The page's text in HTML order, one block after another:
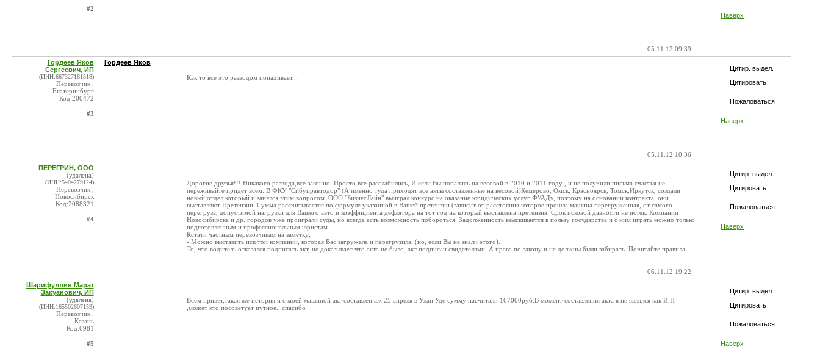
Наверх
#2
05.11.12 09:39
Цитир. выдел.
Цитировать
Пожаловаться
Наверх
Гордеев Яков
Сергеевич, ИП
(ИНН:667327161518)
Перевозчик ,
Екатеринбург
Код:200472
#3
Гордеев Яков
Как то все это разводом попахивает...
05.11.12 10:36
Цитир. выдел.
Цитировать
Пожаловаться
Наверх
ПЕРЕГРИН, ООО
(удалена)
(ИНН:5404279124)
Перевозчик ,
Новосибирск
Код:2088321
#4
Дорогие друзья!!! Никакого развода,все законно. Просто все расслабились, И если Вы попались на весовой в 2010 и 2011 году , и не получили письма счастья не
переживайте придет всем. В ФКУ "Сибуправтодор" (А именно туда приходят все акты составленные на весовой)Кемерово, Омск, Красноярск, Томск,Иркутск, создали
новый отдел который и занялся этим вопросом. ООО "БизнесЛайн" выиграл конкурс на оказание юридических услуг ФУАДу, поэтому на основании контракта, они
выставляют Претензии. Сумма рассчитывается по формуле указанной в Вашей претензии (зависит от расстояния которое прошла машина перегруженная, от самого
перегруза, допустимой нагрузки для Вашего авто и коэффициента дефлятора на тот год на который выставлена претензия. Срок исковой давности не истек. Компании
Новосибирска и др. городов уже проиграли суды, но всегда есть возможность побороться. Задолженность взыскивается в пользу государства и с ним играть можно только
подготовленным и профессиональным юристам.
Кстати частным перевозчикам на заметку;
- Можно выставить иск той компании, которая Вас загружала и перегрузила, (но, если Вы не знали этого).
То, что водитель отказался подписать акт, не доказывает что акта не было, акт подписан свидетелями. А права по закону и не должны были забирать. Почитайте правила.
06.11.12 19:22
Цитир. выдел.
Цитировать
Пожаловаться
Наверх
Шарифуллин Марат
Закуанович, ИП
(удалена)
(ИНН:165502607159)
Перевозчик ,
Казань
Код:6981
#5
Всем привет,такая же история и с моей машиной акт составлен аж 25 апреля в Улан Уде сумму насчитали 167000руб.В момент составления акта я не являлся как И.П
,может кто посоветует путное...спасибо